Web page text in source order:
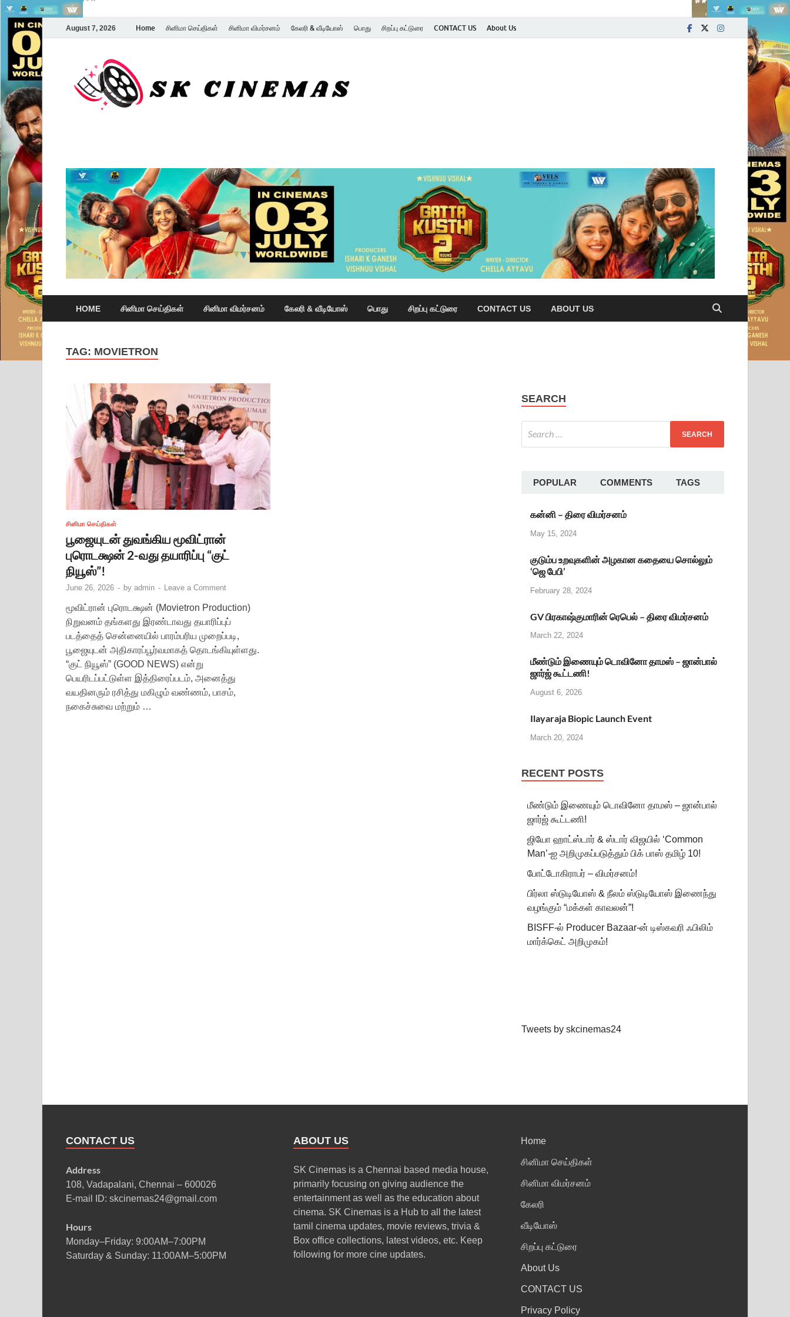
August 7, 2026 Home சினிமா செய்திகள் சினிமா விமர்சனம் கேலரி & வீடியோஸ் பொது சிறப்பு கட்டுரை CONTACT US About Us
HOME சினிமா செய்திகள் சினிமா விமர்சனம் கேலரி & வீடியோஸ் பொது சிறப்பு கட்டுரை CONTACT US ABOUT US
TAG: MOVIETRON
சினிமா செய்திகள்
பூஜையுடன் துவங்கிய மூவிட்ரான்
புரொடக்ஷன் 2-வது தயாரிப்பு “குட்
நியூஸ்”!
June 26, 2026 - by admin - Leave a Comment
மூவிட்ரான் புரொடக்ஷன் (Movietron Production)
நிறுவனம் தங்களது இரண்டாவது தயாரிப்புப்
படத்தைத் சென்னையில் பாரம்பரிய முறைப்படி,
பூஜையுடன் அதிகாரப்பூர்வமாகத் தொடங்கியுள்ளது.
“குட் நியூஸ்” (GOOD NEWS) என்று
பெயரிடப்பட்டுள்ள இத்திரைப்படம், அனைத்து
வயதினரும் ரசித்து மகிழும் வண்ணம், பாசம்,
நகைச்சுவை மற்றும் …
SEARCH
POPULAR COMMENTS TAGS
கன்னி – திரை விமர்சனம்
May 15, 2024
குடும்ப உறவுகளின் அழகான கதையை சொல்லும்
‘ஜெ பேபி’
February 28, 2024
GV பிரகாஷ்குமாரின் ரெபெல் – திரை விமர்சனம்
March 22, 2024
மீண்டும் இணையும் டொவினோ தாமஸ் – ஜான்பால்
ஜார்ஜ் கூட்டணி!
August 6, 2026
Ilayaraja Biopic Launch Event
March 20, 2024
RECENT POSTS
மீண்டும் இணையும் டொவினோ தாமஸ் – ஜான்பால்
ஜார்ஜ் கூட்டணி!
ஜியோ ஹாட்ஸ்டார் & ஸ்டார் விஜயில் ‘Common
Man’-ஐ அறிமுகப்படுத்தும் பிக் பாஸ் தமிழ் 10!
போட்டோகிராபர் – விமர்சனம்!
பிர்லா ஸ்டுடியோஸ் & நீலம் ஸ்டுடியோஸ் இணைந்து
வழங்கும் “மக்கள் காவலன்”!
BISFF-ல் Producer Bazaar-ன் டிஸ்கவரி ஃபிலிம்
மார்க்கெட் அறிமுகம்!
Tweets by skcinemas24
CONTACT US
Address
108, Vadapalani, Chennai – 600026
E-mail ID: skcinemas24@gmail.com
Hours
Monday–Friday: 9:00AM–7:00PM
Saturday & Sunday: 11:00AM–5:00PM
ABOUT US
SK Cinemas is a Chennai based media house,
primarily focusing on giving audience the
entertainment as well as the education about
cinema. SK Cinemas is a Hub to all the latest
tamil cinema updates, movie reviews, trivia &
Box office collections, latest videos, etc. Keep
following for more cine updates.
Home
சினிமா செய்திகள்
சினிமா விமர்சனம்
கேலரி
வீடியோஸ்
சிறப்பு கட்டுரை
About Us
CONTACT US
Privacy Policy